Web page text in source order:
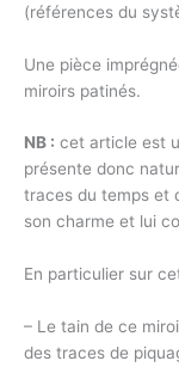
(références du
Une pièce
miroirs patinés.
NB : cet article est
présente donc
traces du temps et
son charme et lui
En particulier sur
– Le tain de ce
des traces de